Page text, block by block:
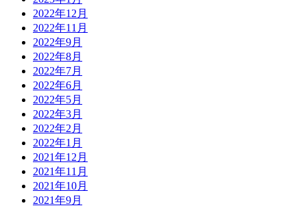
2022年12月
2022年11月
2022年9月
2022年8月
2022年7月
2022年6月
2022年5月
2022年3月
2022年2月
2022年1月
2021年12月
2021年11月
2021年10月
2021年9月